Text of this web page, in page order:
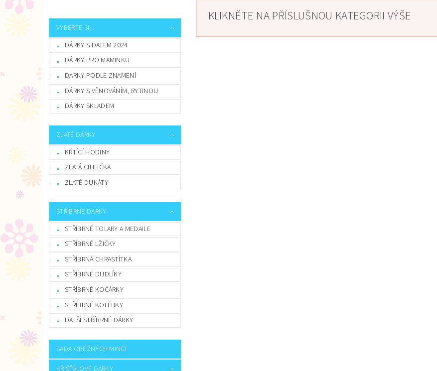
VYBERTE SI...
DÁRKY S DATEM 2024
DÁRKY PRO MAMINKU
DÁRKY PODLE ZNAMENÍ
DÁRKY S VĚNOVÁNÍM, RYTINOU
DÁRKY SKLADEM
ZLATÉ DÁRKY
KŘTÍCÍ HODINY
ZLATÁ CIHLIČKA
ZLATÉ DUKÁTY
STŘÍBRNÉ DÁRKY
STŘÍBRNÉ TOLARY A MEDAILE
STŘÍBRNÉ LŽIČKY
STŘÍBRNÁ CHRASTÍTKA
STŘÍBRNÉ DUDLÍKY
STŘÍBRNÉ KOČÁRKY
STŘÍBRNÉ KOLÉBKY
DALŠÍ STŘÍBRNÉ DÁRKY
SADA OBĚŽNÝCH MINCÍ
KŘIŠŤÁLOVÉ DÁRKY
KLIKNĚTE NA PŘÍSLUŠNOU KATEGORII VÝŠE